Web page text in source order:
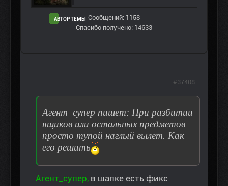
АВТОР ТЕМЫ
Сообщений: 1158
Спасибо получено: 14633
Агент_супер пишет: При разбитии
ящиков или остальных предметов
просто тупой наглый вылет. Как
его решить
Агент_супер, в шапке есть фикс
#37408